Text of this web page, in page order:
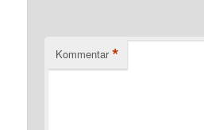
Kommentar *